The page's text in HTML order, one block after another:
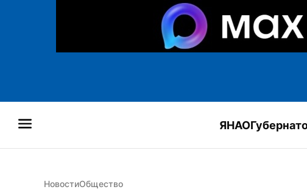
ЯНАО
НовостиОбщество